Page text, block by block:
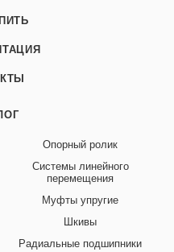
Опорный ролик
Системы линейного
перемещения
Муфты упругие
Шкивы
Радиальные подшипники